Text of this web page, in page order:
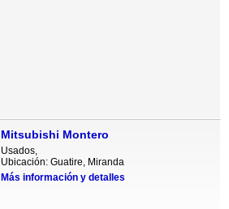
Mitsubishi Montero
Usados,
Ubicación: Guatire, Miranda
Más información y detalles